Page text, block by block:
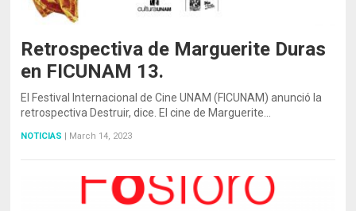
Retrospectiva de Marguerite Duras
en FICUNAM 13.
El Festival Internacional de Cine UNAM (FICUNAM) anunció la
retrospectiva Destruir, dice. El cine de Marguerite…
NOTICIAS March 14, 2023